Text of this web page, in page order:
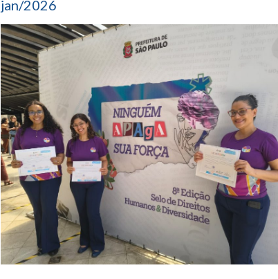
jan/2026